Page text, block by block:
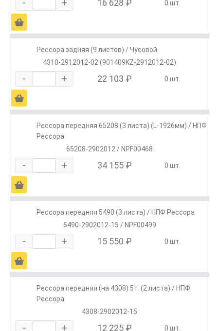
- + 16 628 ₽ 0 шт.
Ä
Рессора задняя (9 листов) / Чусовой
4310-2912012-02 (901409KZ-2912012-02)
- + 22 103 ₽ 0 шт.
Ä
Рессора передняя 65208 (3 листа) (L-1926мм) / НПФ
Рессора
65208-2902012 / NPF00468
- + 34 155 ₽ 0 шт.
Ä
Рессора передняя 5490 (3 листа) / НПФ Рессора
5490-2902012-15 / NPF00499
- + 15 550 ₽ 0 шт.
Ä
Рессора передняя (на 4308) 5т. (2 листа) / НПФ
Рессора
4308-2902012-15
- + 12 225 ₽ 0 шт.